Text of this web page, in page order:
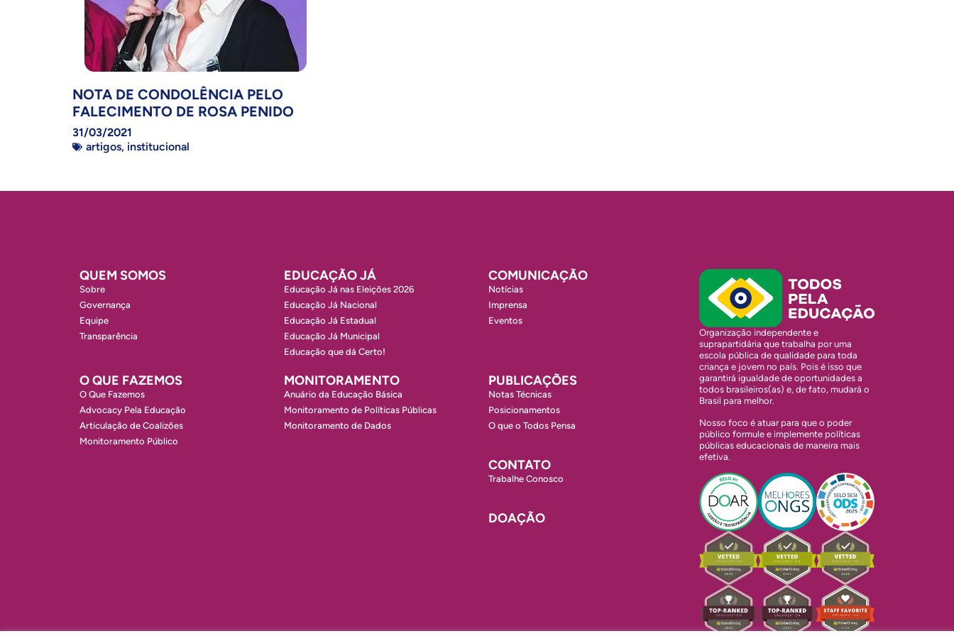
NOTA DE CONDOLÊNCIA PELO
FALECIMENTO DE ROSA PENIDO
31/03/2021
artigos, institucional
QUEM SOMOS
Sobre
Governança
Equipe
Transparência
EDUCAÇÃO JÁ
Educação Já nas Eleições 2026
Educação Já Nacional
Educação Já Estadual
Educação Já Municipal
Educação que dá Certo!
COMUNICAÇÃO
Notícias
Imprensa
Eventos
O QUE FAZEMOS
O Que Fazemos
Advocacy Pela Educação
Articulação de Coalizões
Monitoramento Público
MONITORAMENTO
Anuário da Educação Básica
Monitoramento de Políticas Públicas
Monitoramento de Dados
PUBLICAÇÕES
Notas Técnicas
Posicionamentos
O que o Todos Pensa
CONTATO
Trabalhe Conosco
DOAÇÃO
Organização independente e
suprapartidária que trabalha por uma
escola pública de qualidade para toda
criança e jovem no país. Pois é isso que
garantirá igualdade de oportunidades a
todos brasileiros(as) e, de fato, mudará o
Brasil para melhor.
Nosso foco é atuar para que o poder
público formule e implemente políticas
públicas educacionais de maneira mais
efetiva.